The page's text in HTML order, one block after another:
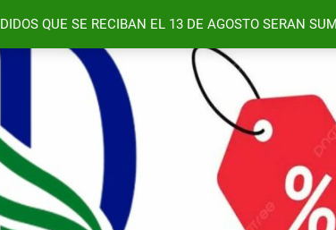
QUE SE RECIBAN EL 13 DE AGOSTO SERAN